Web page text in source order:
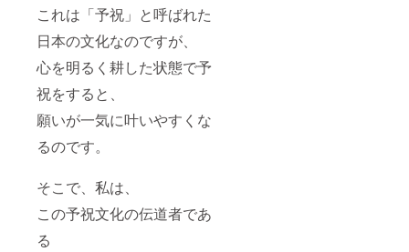
これは「予祝」と呼ばれた
日本の文化なのですが、
心を明るく耕した状態で予
祝をすると、
願いが一気に叶いやすくな
るのです。
そこで、私は、
この予祝文化の伝道者であ
る